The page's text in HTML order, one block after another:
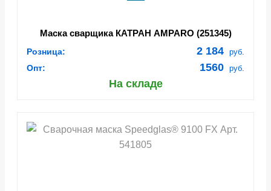
Маска сварщика КАТРАН AMPARO (251345)
Розница: 2 184 руб.
Опт: 1560 руб.
На складе